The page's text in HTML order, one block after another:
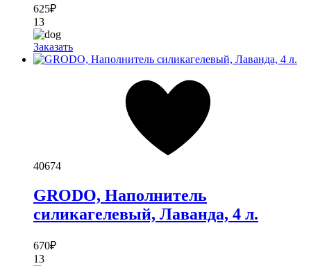
625₽
13
Заказать
40674
GRODO, Наполнитель
силикагелевый, Лаванда, 4 л.
670₽
13